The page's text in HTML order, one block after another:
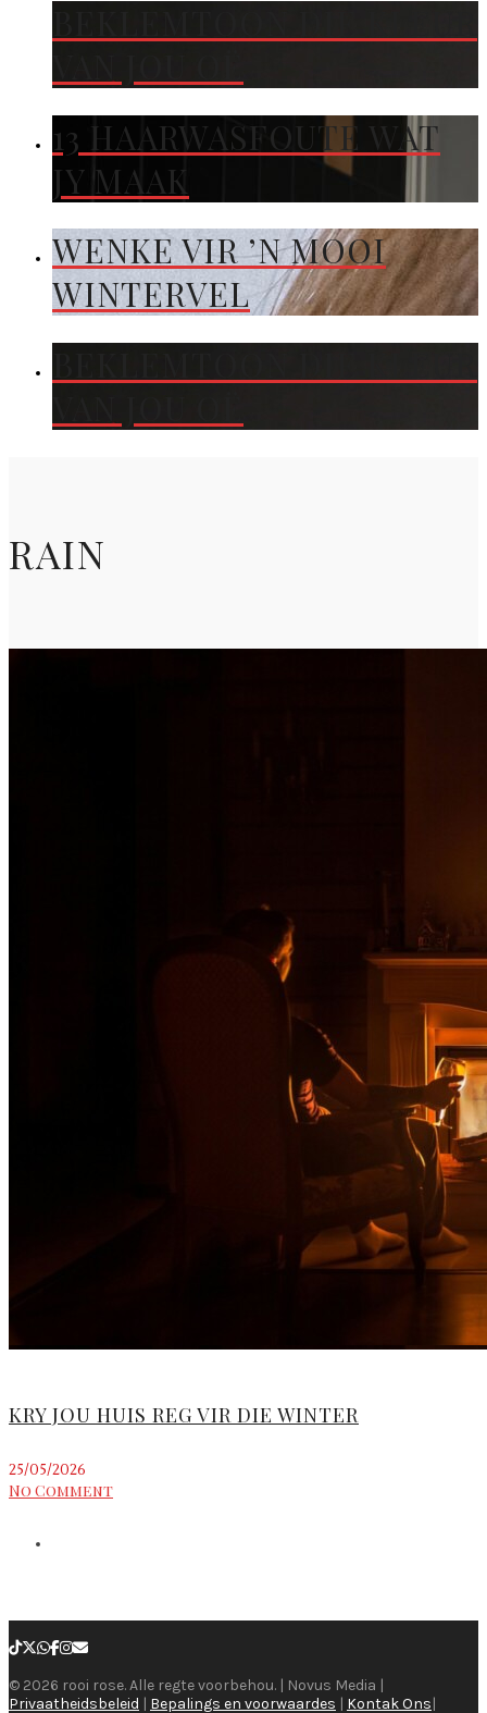
13 HAARWASFOUTE WAT
JY MAAK
WENKE VIR ’N MOOI
WINTERVEL
RAIN
KRY JOU HUIS REG VIR DIE WINTER
25/05/2026
No Comment
© 2026 rooi rose. Alle regte voorbehou. | Novus Media |
Privaatheidsbeleid | Bepalings en voorwaardes | Kontak Ons|